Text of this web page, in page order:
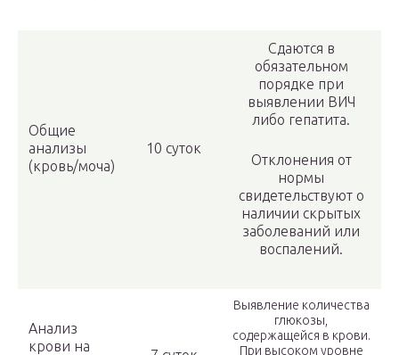
Общие
анализы
(кровь/моча)
10 суток
Сдаются в
обязательном
порядке при
выявлении ВИЧ
либо гепатита.
Отклонения от
нормы
свидетельствуют о
наличии скрытых
заболеваний или
воспалений.
Анализ
крови на
Выявление количества
глюкозы,
содержащейся в крови.
При высоком уровне